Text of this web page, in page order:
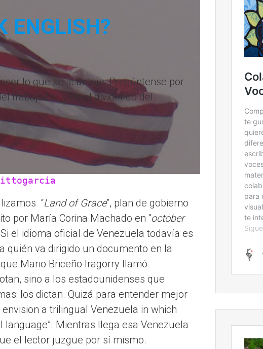
ENGLISH?
lo que se le antoje. Pregúntense por
trabajador, y no el dividendo del
“Land of Grace”, plan de gobierno
por María Corina Machado en “october
el idioma oficial de Venezuela todavía es
quién va dirigido un documento en la
Mario Briceño Iragorry llamó
sino a los estadounidenses que
los dictan. Quizá para entender mejor
a trilingual Venezuela in which
Mientras llega esa Venezuela
el lector juzgue por sí mismo.